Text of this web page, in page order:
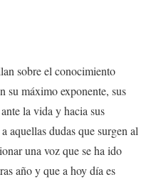
sobre el conocimiento
su máximo exponente, sus
la vida y hacia sus
aquellas dudas que surgen al
una voz que se ha ido
año y que a hoy día es